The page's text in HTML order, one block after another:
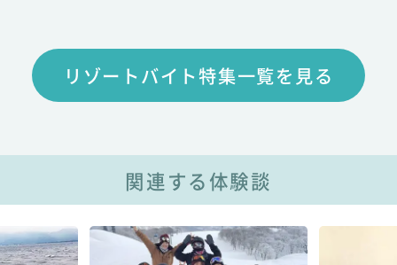
リゾートバイト特集一覧を見る
関連する体験談